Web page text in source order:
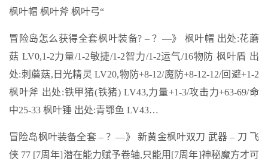
枫叶帽 枫叶斧 枫叶弓“
冒险岛怎么获得全套枫叶装备? – ？—》 枫叶帽 出处:花蘑
菇 LV0,1-2力量/1-2敏捷/1-2智力/1-2运气/16物防 枫叶盾 出
处:刺蘑菇,日光精灵 LV20,物防+8-12/魔防+8-12-12/回避+1-2
枫叶斧 出处:铁甲猪(铁猪) LV43,力量+1-3/攻击力+63-69/命
中25-33 枫叶锤 出处:青鄂鱼 LV43…
冒险岛枫叶装备全套 – ？—》 新黄金枫叶双刀 武器 – 刀 飞
侠 77 [7周年]潜在能力赋予卷轴,只能用[7周年]神秘魔方才可